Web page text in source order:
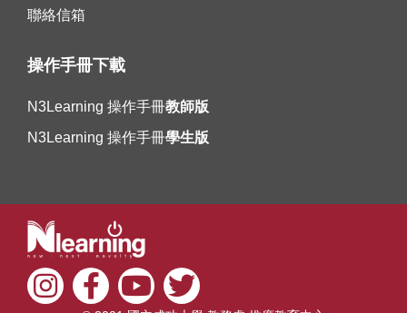
聯絡信箱
操作手冊下載
N3Learning 操作手冊教師版
N3Learning 操作手冊學生版